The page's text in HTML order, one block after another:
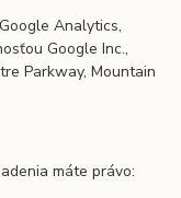
Analytics,
Google Inc.,
Parkway, Mountain
máte právo: